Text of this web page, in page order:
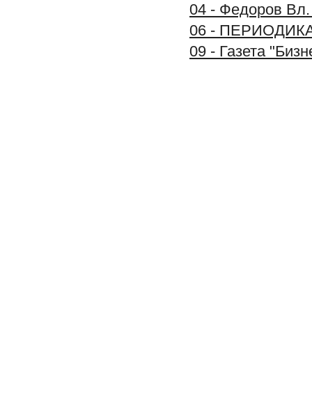
04 - Федоров Вл.
06 -
09 - Газета